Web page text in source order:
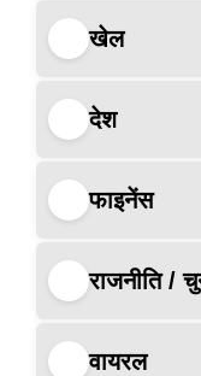
खेल
देश
फाइनेंस
राजनीति /
वायरल